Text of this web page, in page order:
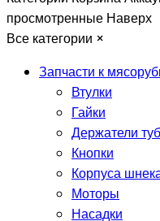
просмотренные Наверх
Все категории ×
Запчасти к
Втулки
Гайки
Держатели
Кнопки
Корпуса
Моторы
Насадки